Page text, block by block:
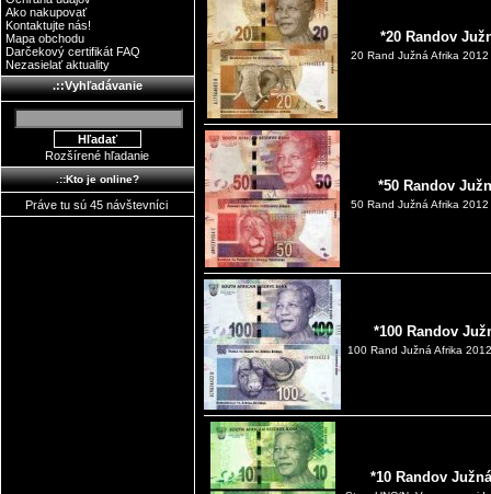
Ako nakupovať
Kontaktujte nás!
Mapa obchodu
Darčekový certifikát FAQ
Nezasielať aktuality
.::Vyhľadávanie
Rozšírené hľadanie
.::Kto je online?
Práve tu sú 45 návštevníci
*20 Randov
20 Rand Južná Afrika
*50 Randov
50 Rand Južná Afrika
*100 Randov
100 Rand Južná Afrika
*10 Randov